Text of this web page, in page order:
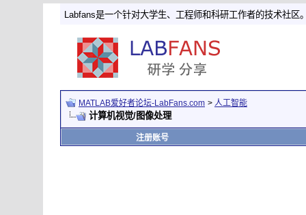
Labfans是一个针对大学生、工程师和科研工作者的技术社区
MATLAB爱好者论坛-LabFans.com > 人工智能
计算机视觉/图像处理
注册账号